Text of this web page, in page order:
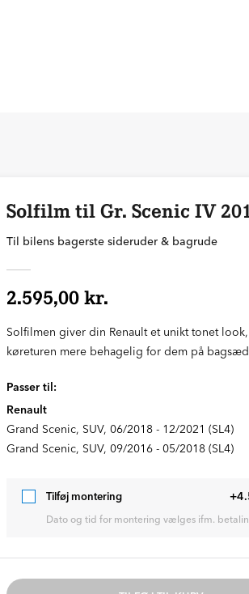
Solfilm til Gr. Scenic IV
Til bilens bagerste sideruder & bagrude
2.595,00 kr.
Solfilmen giver din Renault et unikt tonet
køreturen mere behagelig for dem på
Passer til:
Renault
Grand Scenic, SUV, 06/2018 - 12/2021 (SL4)
Grand Scenic, SUV, 09/2016 - 05/2018 (SL4)
Tilføj montering
Dato og tid for montering vælges ifm.